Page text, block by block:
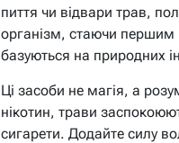
пиття чи відвари трав,
організм, стаючи першим
базуються на природних
Ці засоби не магія, а
нікотин, трави
сигарети. Додайте силу